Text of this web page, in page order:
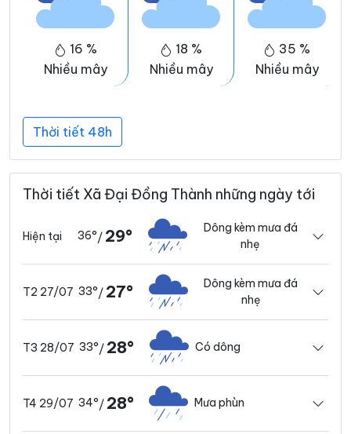
16 %
Nhiều mây
18 %
Nhiều mây
35 %
Nhiều mây
Thời tiết 48h
Thời tiết Xã Đại Đồng Thành những ngày tới
Hiện tại 36°/ 29°
Dông kèm mưa đá
nhẹ
T2 27/07 33°/ 27°
Dông kèm mưa đá
nhẹ
T3 28/07 33°/ 28° Có dông
T4 29/07 34°/ 28° Mưa phùn